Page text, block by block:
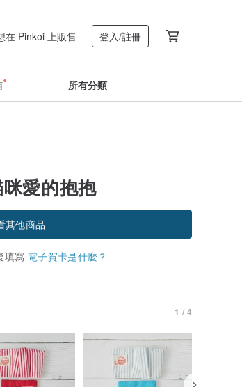
在 Pinkoi 上販售 登入/註冊
所有分類
愛的抱抱
其他商品
填寫 電子賀卡是什麼？
1 / 4